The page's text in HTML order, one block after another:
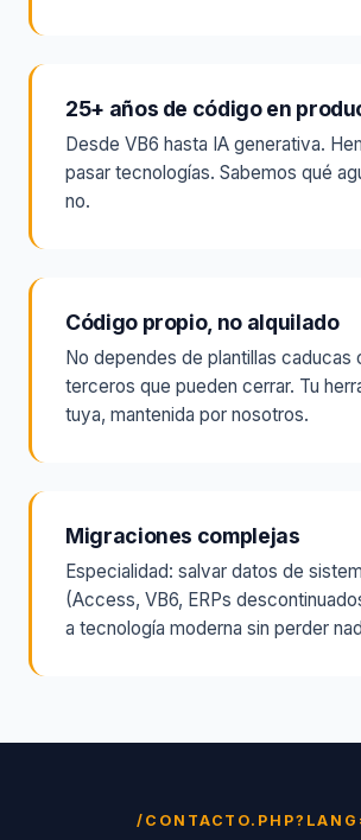
25+ años de código en
Desde VB6 hasta IA generativa.
pasar tecnologías. Sabemos qué
no.
Código propio, no alquilado
No dependes de plantillas caducas
terceros que pueden cerrar. Tu
tuya, mantenida por nosotros.
Migraciones complejas
Especialidad: salvar datos de
(Access, VB6, ERPs
a tecnología moderna sin perder
/